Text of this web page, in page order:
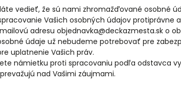
vedieť, že sú nami zhromažďované osobné
Vašich osobných údajov protiprávne
adresu objednavka@deckazmesta.sk o
údaje už nebudeme potrebovať pre
uplatnenie Vašich práv.
námietku proti spracovaniu podľa odstavca
nad Vašimi záujmami.